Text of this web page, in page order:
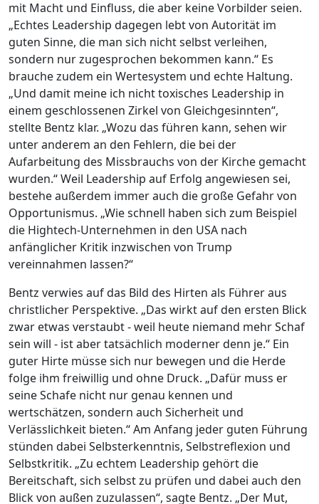
mit Macht und Einfluss, die aber keine Vorbilder seien.
„Echtes Leadership dagegen lebt von Autorität im
guten Sinne, die man sich nicht selbst verleihen,
sondern nur zugesprochen bekommen kann.“ Es
brauche zudem ein Wertesystem und echte Haltung.
„Und damit meine ich nicht toxisches Leadership in
einem geschlossenen Zirkel von Gleichgesinnten“,
stellte Bentz klar. „Wozu das führen kann, sehen wir
unter anderem an den Fehlern, die bei der
Aufarbeitung des Missbrauchs von der Kirche gemacht
wurden.“ Weil Leadership auf Erfolg angewiesen sei,
bestehe außerdem immer auch die große Gefahr von
Opportunismus. „Wie schnell haben sich zum Beispiel
die Hightech-Unternehmen in den USA nach
anfänglicher Kritik inzwischen von Trump
vereinnahmen lassen?“
Bentz verwies auf das Bild des Hirten als Führer aus
christlicher Perspektive. „Das wirkt auf den ersten Blick
zwar etwas verstaubt - weil heute niemand mehr Schaf
sein will - ist aber tatsächlich moderner denn je.“ Ein
guter Hirte müsse sich nur bewegen und die Herde
folge ihm freiwillig und ohne Druck. „Dafür muss er
seine Schafe nicht nur genau kennen und
wertschätzen, sondern auch Sicherheit und
Verlässlichkeit bieten.“ Am Anfang jeder guten Führung
stünden dabei Selbsterkenntnis, Selbstreflexion und
Selbstkritik. „Zu echtem Leadership gehört die
Bereitschaft, sich selbst zu prüfen und dabei auch den
Blick von außen zuzulassen“, sagte Bentz. „Der Mut,